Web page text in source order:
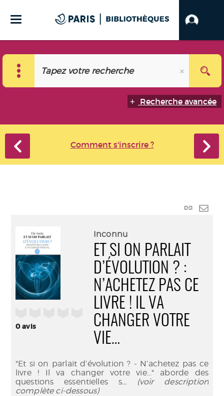
Recherche avancée
Comment s'inscrire ?
Lien
0avis
Inconnu
ET SI ON PARLAIT
D’ÉVOLUTION ? :
N’ACHETEZ PAS CE
LIVRE ! IL VA
CHANGER VOTRE
VIE…
"Et si on parlait d’évolution ? - N’achetez pas ce
livre ! Il va changer votre vie…" aborde des
questions essentielles s... (voir description
complète ci-dessous)